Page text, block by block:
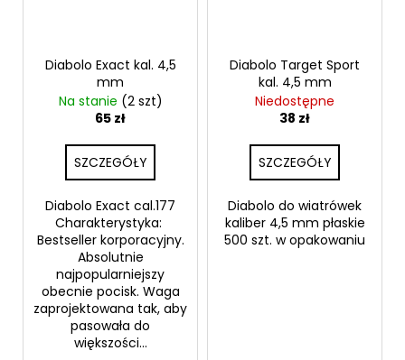
Diabolo Exact kal. 4,5
mm
Na stanie (2 szt)
65 zł
SZCZEGÓŁY
Diabolo Exact cal.177
Charakterystyka:
Bestseller korporacyjny.
Absolutnie
najpopularniejszy
obecnie pocisk. Waga
zaprojektowana tak, aby
pasowała do
większości...
Diabolo Target Sport
kal. 4,5 mm
Niedostępne
38 zł
SZCZEGÓŁY
Diabolo do wiatrówek
kaliber 4,5 mm płaskie
500 szt. w opakowaniu